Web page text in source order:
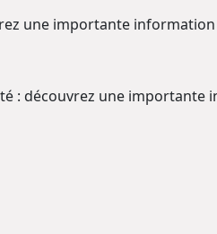
une importante
: découvrez une